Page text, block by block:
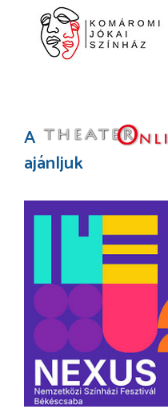
A
ajánljuk